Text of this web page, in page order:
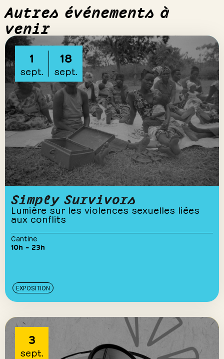
Autres événements à
venir
1
sept.
18
sept.
Simply Survivors
Lumière sur les violences sexuelles liées
aux conflits
Cantine
10h – 23h
EXPOSITION
3
sept.